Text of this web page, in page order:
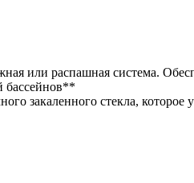
или распашная система.
бассейнов**
закаленного стекла, которое